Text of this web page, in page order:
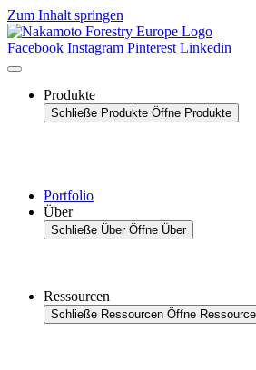
Zum Inhalt springen
Facebook Instagram Pinterest Linkedin
Produkte
Schließe Produkte Öffne Produkte
Portfolio
Über
Schließe Über Öffne Über
Ressourcen
Schließe Ressourcen Öffne